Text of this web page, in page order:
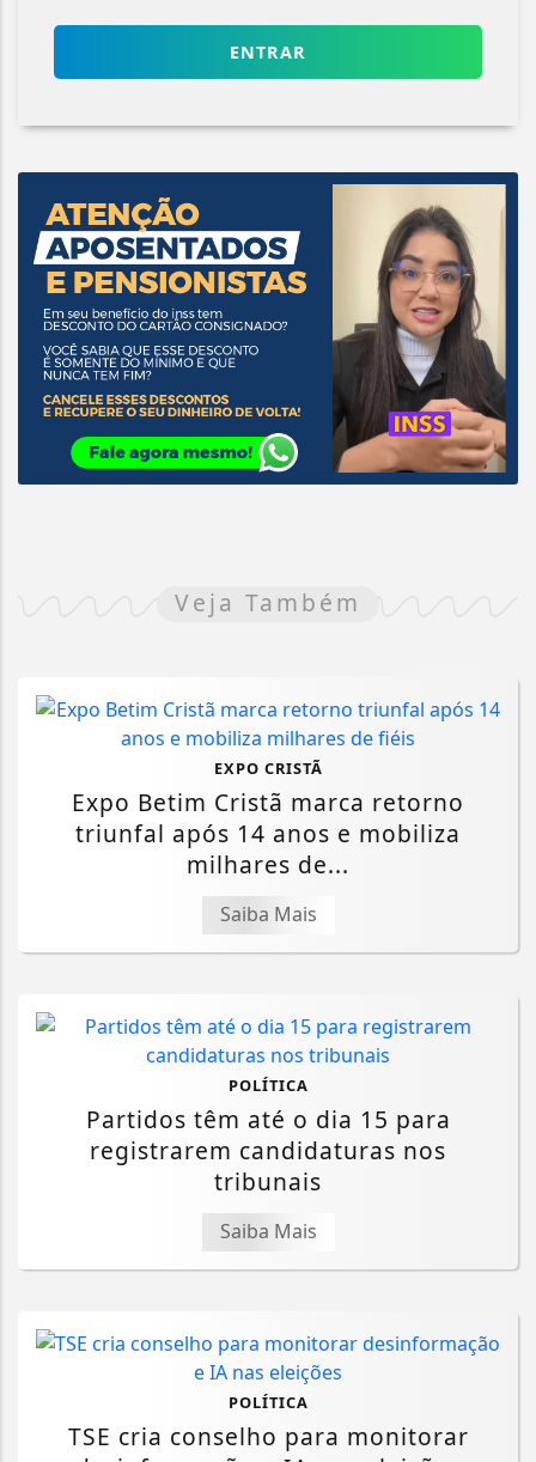
ENTRAR
Veja Também
EXPO CRISTÃ
Expo Betim Cristã marca retorno
triunfal após 14 anos e mobiliza
milhares de...
Saiba Mais
POLÍTICA
Partidos têm até o dia 15 para
registrarem candidaturas nos
tribunais
Saiba Mais
POLÍTICA
TSE cria conselho para monitorar